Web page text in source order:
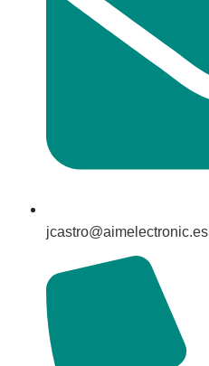
jcastro@aimelectronic.es